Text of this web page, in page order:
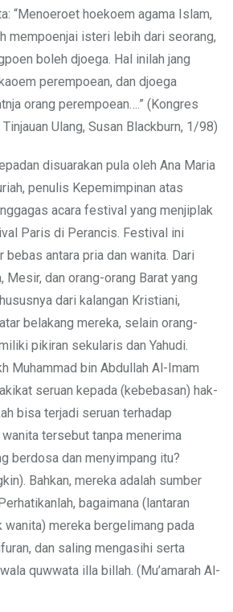
“Menoeroet hoekoem agama Islam,
mempoenjai isteri lebih dari seorang,
boleh djoega. Hal inilah jang
perempoean, dan djoega
orang perempoean….” (Kongres
Ulang, Susan Blackburn, 1/98)
disuarakan pula oleh Ana Maria
penulis Kepemimpinan atas
acara festival yang menjiplak
Paris di Perancis. Festival ini
bebas antara pria dan wanita. Dari
Mesir, dan orang-orang Barat yang
dari kalangan Kristiani,
belakang mereka, selain orang-
pikiran sekularis dan Yahudi.
Muhammad bin Abdullah Al-Imam
seruan kepada (kebebasan) hak-
bisa terjadi seruan terhadap
tersebut tanpa menerima
berdosa dan menyimpang itu?
Bahkan, mereka adalah sumber
bagaimana (lantaran
wanita) mereka bergelimang pada
dan saling mengasihi serta
quwwata illa billah. (Mu’amarah Al-